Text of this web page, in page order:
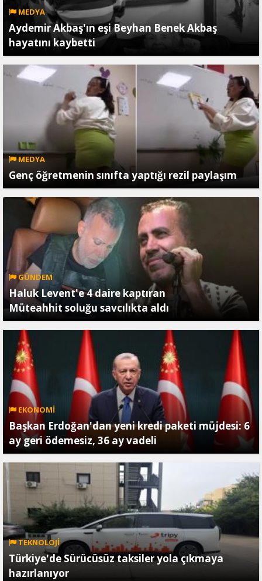
MEDYA
Aydemir Akbaş'ın eşi Beyhan Benek Akbaş
hayatını kaybetti
MEDYA
Genç öğretmenin sınıfta yaptığı rezil paylaşım
GÜNDEM
Haluk Levent'e 4 daire kaptıran
Müteahhit soluğu savcılıkta aldı
EKONOMİ
Başkan Erdoğan'dan yeni kredi paketi müjdesi: 6
ay geri ödemesiz, 36 ay vadeli
TEKNOLOJİ
Türkiye'de Sürücüsüz taksiler yola çıkmaya
hazırlanıyor